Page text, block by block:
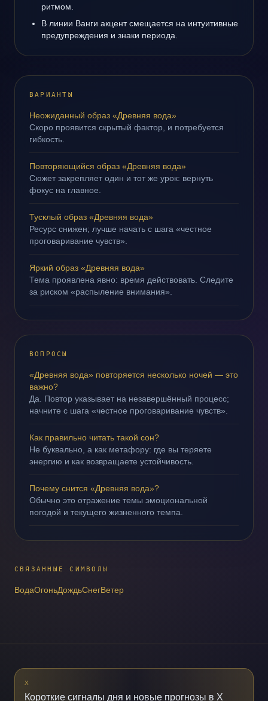
ритмом.
В линии Ванги акцент смещается на интуитивные
предупреждения и знаки периода.
ВАРИАНТЫ
Неожиданный образ «Древняя вода»
Скоро проявится скрытый фактор, и потребуется
гибкость.
Повторяющийся образ «Древняя вода»
Сюжет закрепляет один и тот же урок: вернуть
фокус на главное.
Тусклый образ «Древняя вода»
Ресурс снижен; лучше начать с шага «честное
проговаривание чувств».
Яркий образ «Древняя вода»
Тема проявлена явно: время действовать. Следите
за риском «распыление внимания».
ВОПРОСЫ
«Древняя вода» повторяется несколько ночей — это
важно?
Да. Повтор указывает на незавершённый процесс;
начните с шага «честное проговаривание чувств».
Как правильно читать такой сон?
Не буквально, а как метафору: где вы теряете
энергию и как возвращаете устойчивость.
Почему снится «Древняя вода»?
Обычно это отражение темы эмоциональной
погодой и текущего жизненного темпа.
СВЯЗАННЫЕ СИМВОЛЫ
ВодаОгоньДождьСнегВетер
X
Короткие сигналы дня и новые прогнозы в X